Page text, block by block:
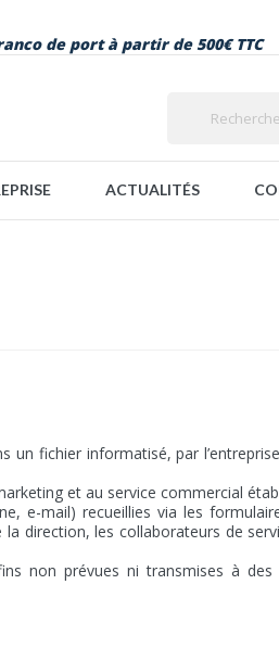
de port à partir de 500€ TTC
ACTUALITÉS
fichier informatisé, par
et au service commercial
e-mail) recueillies via les
direction, les collaborateurs de
non prévues ni transmises à